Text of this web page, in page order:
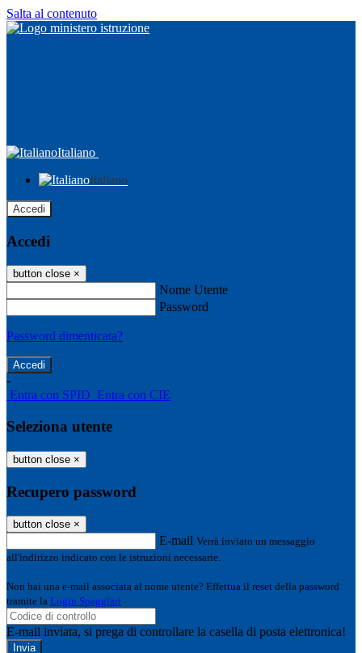
Salta al contenuto
Italiano
Italiano
Accedi
Accedi
button close ×
Nome Utente
Password
Password dimenticata?
-
Entra con SPID Entra con CIE
Seleziona utente
button close ×
Recupero password
button close ×
E-mail Verrà inviato un messaggio
all'indirizzo indicato con le istruzioni necessarie.
Non hai una e-mail associata al nome utente? Effettua il reset della password
tramite la Login Spaggiari
E-mail inviata, si prega di controllare la casella di posta elettronica!